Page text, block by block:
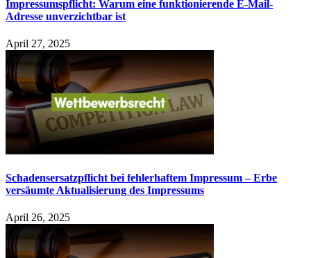
Impressumspflicht: Warum eine funktionierende E-Mail-
Adresse unverzichtbar ist
April 27, 2025
Schadensersatzpflicht bei fehlerhaftem Impressum – Erbe
versäumte Aktualisierung des Impressums
April 26, 2025